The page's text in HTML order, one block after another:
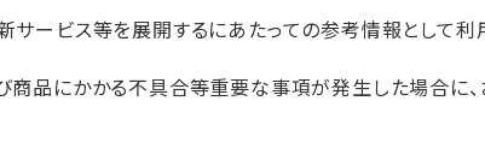
サービス等を展開するにあたっての参考情報として利
商品にかかる不具合等重要な事項が発生した場合に、